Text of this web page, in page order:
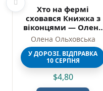
Хто на фермі
сховався Книжка з
віконцями — Олена
Ольховська
Олена Ольховська
У ДОРОЗІ. ВІДПРАВКА
10 СЕРПНЯ
$4,80